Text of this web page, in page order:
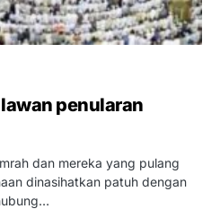
penularan
dan mereka yang pulang
dinasihatkan patuh dengan